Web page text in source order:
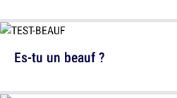
Es-tu un beauf ?